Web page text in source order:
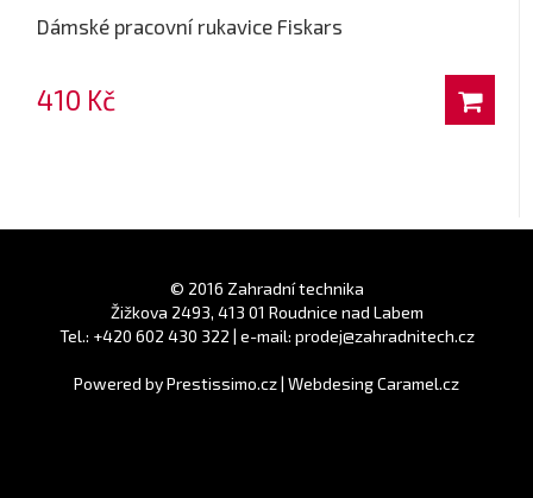
Dámské pracovní rukavice Fiskars
410 Kč
© 2016 Zahradní technika
Žižkova 2493, 413 01 Roudnice nad Labem
Tel.: +420 602 430 322 | e-mail: prodej@zahradnitech.cz
Powered byPrestissimo.cz| Webdesing Caramel.cz